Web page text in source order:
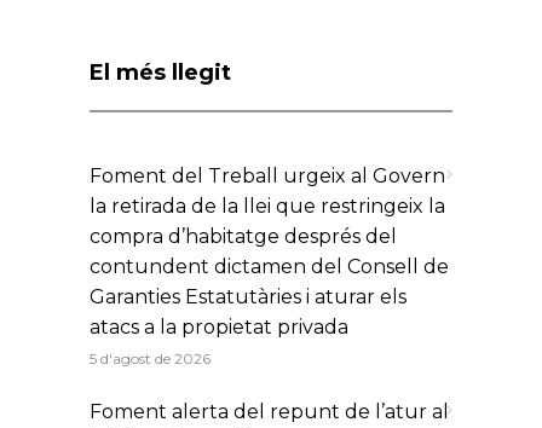
El més llegit
Foment del Treball urgeix al Govern
la retirada de la llei que restringeix la
compra d’habitatge després del
contundent dictamen del Consell de
Garanties Estatutàries i aturar els
atacs a la propietat privada
5 d'agost de 2026
Foment alerta del repunt de l’atur al